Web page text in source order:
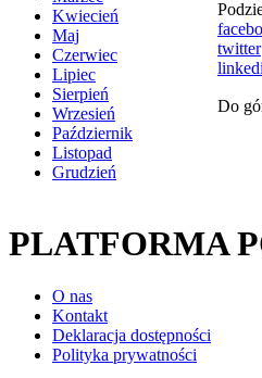
Kwiecień
Maj
Czerwiec
Lipiec
Sierpień
Wrzesień
Październik
Listopad
Grudzień
twitter
Do
PLATFORMA
O nas
Kontakt
Deklaracja dostępności
Polityka prywatności